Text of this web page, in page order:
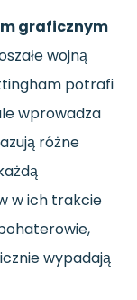
graficznym
wojną
potrafi
wprowadza
różne
w ich trakcie
wypadają